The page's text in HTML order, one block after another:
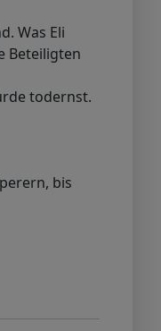
Was Eli
Beteiligten
todernst.
bis